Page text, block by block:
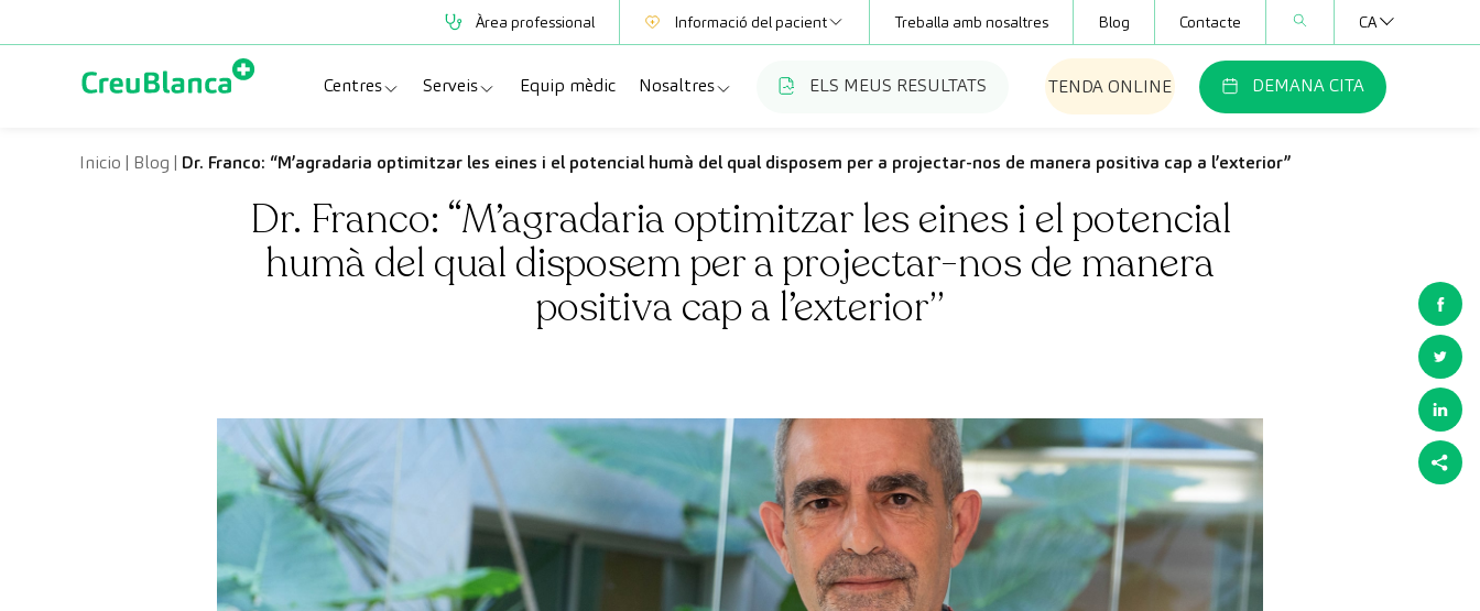
Àrea professional Informació del pacient
Mútues
Treballa amb nosaltres Blog Contacte CA
Centres
Clínica CreuBlanca
CreuBlanca Tarradellas
Diagnosis Médica
Hospital CreuBlanca Maresme
Serveis
Especialitats
Proves diagnòstiques
Revisions mèdiques
Unitats especialitzades
Equip mèdic Nosaltres
Qui som
Treballa amb nosaltres
Blog
CreuBlanca Empreses
ELS MEUS RESULTATS TENDA ONLINE DEMANA CITA
Inicio | Blog | Dr. Franco: “M’agradaria optimitzar les eines i el potencial humà del qual disposem per a projectar-nos de manera positiva cap a l’exterior”
Dr. Franco: “M’agradaria optimitzar les eines i el potencial
humà del qual disposem per a projectar-nos de manera
positiva cap a l’exterior”